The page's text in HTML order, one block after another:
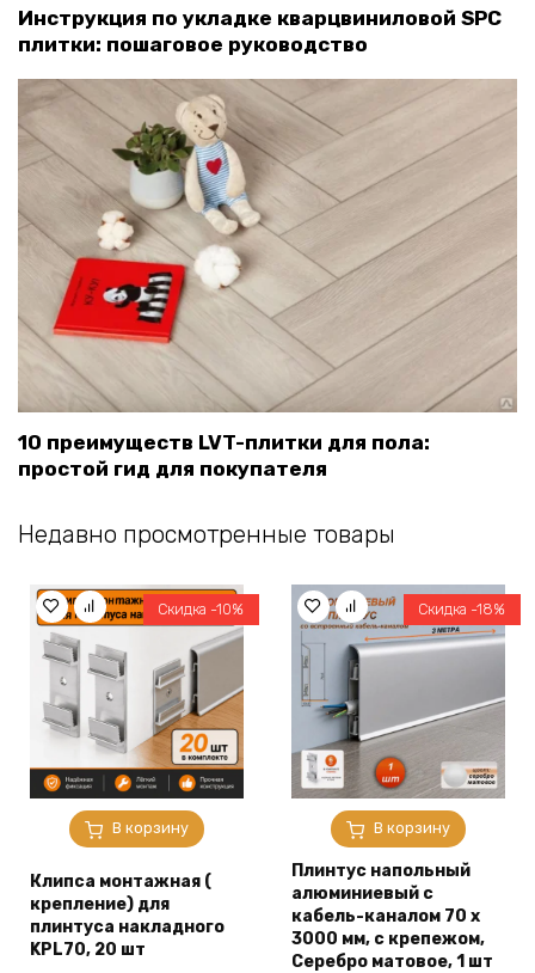
Инструкция по укладке кварцвиниловой SPC
плитки: пошаговое руководство
10 преимуществ LVT-плитки для пола:
простой гид для покупателя
Недавно просмотренные товары
В корзину
Скидка -10%
Клипса монтажная (
крепление) для
плинтуса накладного
KPL70, 20 шт
В корзину
Скидка -18%
Плинтус напольный
алюминиевый с
кабель-каналом 70 х
3000 мм, с крепежом,
Серебро матовое, 1 шт